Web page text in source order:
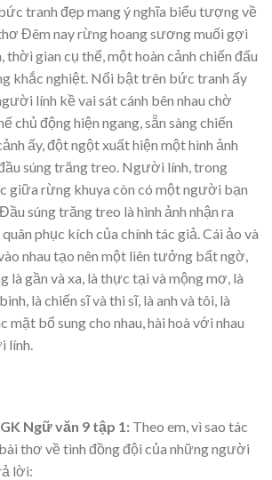
tranh đẹp mang ý nghĩa biểu tượng về
Đêm nay rừng hoang sương muối gợi
thời gian cụ thể, một hoàn cảnh chiến đấu
khắc nghiệt. Nổi bật trên bức tranh ấy
lính kề vai sát cánh bên nhau chờ
chủ động hiện ngang, sẵn sàng chiến
ấy, đột ngột xuất hiện một hình ảnh
súng trăng treo. Người lính, trong
giữa rừng khuya còn có một người bạn
súng trăng treo là hình ảnh nhận ra
phục kích của chính tác giả. Cái ảo và
nhau tạo nên một liên tưởng bất ngờ,
là gần và xa, là thực tại và mộng mơ, là
là chiến sĩ và thi sĩ, là anh và tôi, là
mặt bổ sung cho nhau, hài hoà với nhau
lính.
Ngữ văn 9 tập 1: Theo em, vì sao tác
thơ về tình đồng đội của những người
lời: